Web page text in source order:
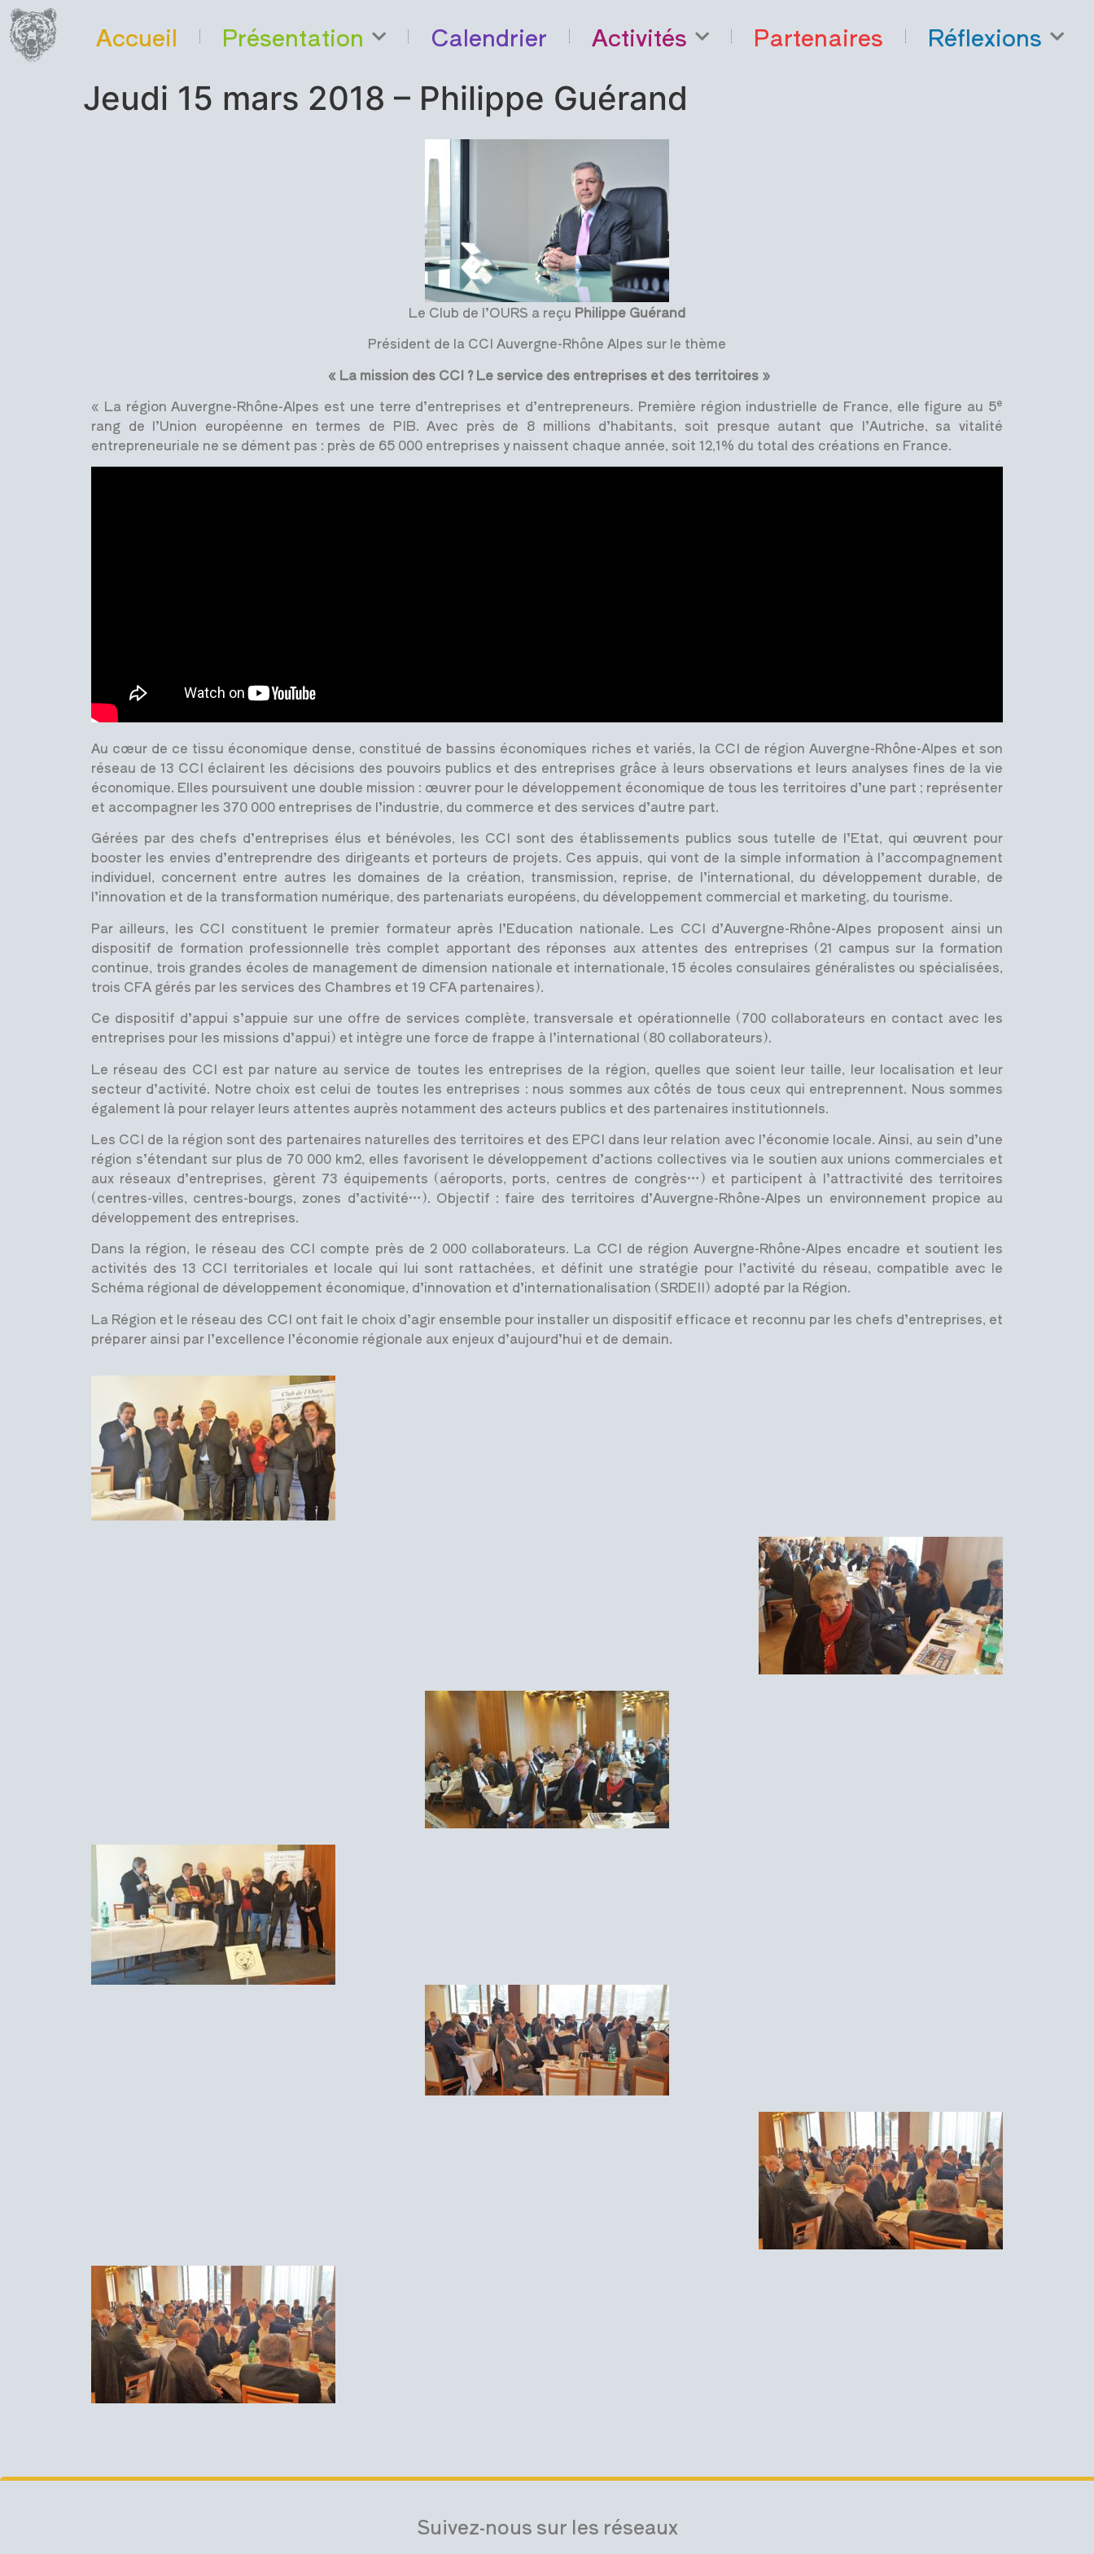
Accueil Présentation Calendrier Activités Partenaires Réflexions
Jeudi 15 mars 2018 – Philippe Guérand
Le Club de l’OURS a reçu Philippe Guérand
Président de la CCI Auvergne-Rhône Alpes sur le thème
« La mission des CCI ? Le service des entreprises et des territoires »
« La région Auvergne-Rhône-Alpes est une terre d’entreprises et d’entrepreneurs. Première région industrielle de France, elle figure au 5e
rang de l’Union européenne en termes de PIB. Avec près de 8 millions d’habitants, soit presque autant que l’Autriche, sa vitalité
entrepreneuriale ne se dément pas : près de 65 000 entreprises y naissent chaque année, soit 12,1% du total des créations en France.
Au cœur de ce tissu économique dense, constitué de bassins économiques riches et variés, la CCI de région Auvergne-Rhône-Alpes et son
réseau de 13 CCI éclairent les décisions des pouvoirs publics et des entreprises grâce à leurs observations et leurs analyses fines de la vie
économique. Elles poursuivent une double mission : œuvrer pour le développement économique de tous les territoires d’une part ; représenter
et accompagner les 370 000 entreprises de l’industrie, du commerce et des services d’autre part.
Gérées par des chefs d’entreprises élus et bénévoles, les CCI sont des établissements publics sous tutelle de l’Etat, qui œuvrent pour
booster les envies d’entreprendre des dirigeants et porteurs de projets. Ces appuis, qui vont de la simple information à l’accompagnement
individuel, concernent entre autres les domaines de la création, transmission, reprise, de l’international, du développement durable, de
l’innovation et de la transformation numérique, des partenariats européens, du développement commercial et marketing, du tourisme.
Par ailleurs, les CCI constituent le premier formateur après l’Education nationale. Les CCI d’Auvergne-Rhône-Alpes proposent ainsi un
dispositif de formation professionnelle très complet apportant des réponses aux attentes des entreprises (21 campus sur la formation
continue, trois grandes écoles de management de dimension nationale et internationale, 15 écoles consulaires généralistes ou spécialisées,
trois CFA gérés par les services des Chambres et 19 CFA partenaires).
Ce dispositif d’appui s’appuie sur une offre de services complète, transversale et opérationnelle (700 collaborateurs en contact avec les
entreprises pour les missions d’appui) et intègre une force de frappe à l’international (80 collaborateurs).
Le réseau des CCI est par nature au service de toutes les entreprises de la région, quelles que soient leur taille, leur localisation et leur
secteur d’activité. Notre choix est celui de toutes les entreprises : nous sommes aux côtés de tous ceux qui entreprennent. Nous sommes
également là pour relayer leurs attentes auprès notamment des acteurs publics et des partenaires institutionnels.
Les CCI de la région sont des partenaires naturelles des territoires et des EPCI dans leur relation avec l’économie locale. Ainsi, au sein d’une
région s’étendant sur plus de 70 000 km2, elles favorisent le développement d’actions collectives via le soutien aux unions commerciales et
aux réseaux d’entreprises, gèrent 73 équipements (aéroports, ports, centres de congrès…) et participent à l’attractivité des territoires
(centres-villes, centres-bourgs, zones d’activité…). Objectif : faire des territoires d’Auvergne-Rhône-Alpes un environnement propice au
développement des entreprises.
Dans la région, le réseau des CCI compte près de 2 000 collaborateurs. La CCI de région Auvergne-Rhône-Alpes encadre et soutient les
activités des 13 CCI territoriales et locale qui lui sont rattachées, et définit une stratégie pour l’activité du réseau, compatible avec le
Schéma régional de développement économique, d’innovation et d’internationalisation (SRDEII) adopté par la Région.
La Région et le réseau des CCI ont fait le choix d’agir ensemble pour installer un dispositif efficace et reconnu par les chefs d’entreprises, et
préparer ainsi par l’excellence l’économie régionale aux enjeux d’aujourd’hui et de demain.
Suivez-nous sur les réseaux